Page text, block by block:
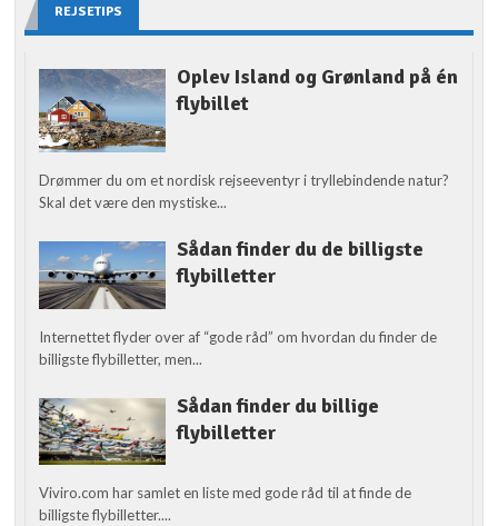
REJSETIPS
Oplev Island og Grønland på én
flybillet
Drømmer du om et nordisk rejseeventyr i tryllebindende natur?
Skal det være den mystiske...
Sådan finder du de billigste
flybilletter
Internettet flyder over af “gode råd” om hvordan du finder de
billigste flybilletter, men...
Sådan finder du billige
flybilletter
Viviro.com har samlet en liste med gode råd til at finde de
billigste flybilletter....